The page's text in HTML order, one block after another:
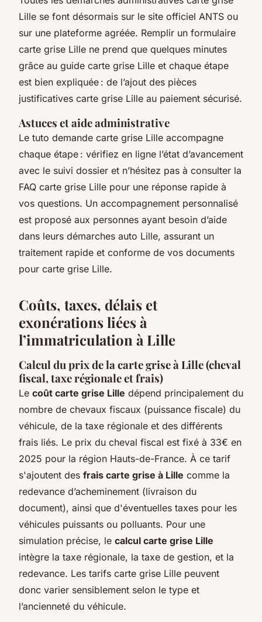
Lille se font désormais sur le site officiel ANTS ou
sur une plateforme agréée. Remplir un formulaire
carte grise Lille ne prend que quelques minutes
grâce au guide carte grise Lille et chaque étape
est bien expliquée : de l’ajout des pièces
justificatives carte grise Lille au paiement sécurisé.
Astuces et aide administrative
Le tuto demande carte grise Lille accompagne
chaque étape : vérifiez en ligne l’état d’avancement
avec le suivi dossier et n’hésitez pas à consulter la
FAQ carte grise Lille pour une réponse rapide à
vos questions. Un accompagnement personnalisé
est proposé aux personnes ayant besoin d’aide
dans leurs démarches auto Lille, assurant un
traitement rapide et conforme de vos documents
pour carte grise Lille.
Coûts, taxes, délais et
exonérations liées à
l’immatriculation à Lille
Calcul du prix de la carte grise à Lille (cheval
fiscal, taxe régionale et frais)
Le coût carte grise Lille dépend principalement du
nombre de chevaux fiscaux (puissance fiscale) du
véhicule, de la taxe régionale et des différents
frais liés. Le prix du cheval fiscal est fixé à 33€ en
2025 pour la région Hauts-de-France. À ce tarif
s'ajoutent des frais carte grise à Lille comme la
redevance d’acheminement (livraison du
document), ainsi que d'éventuelles taxes pour les
véhicules puissants ou polluants. Pour une
simulation précise, le calcul carte grise Lille
intègre la taxe régionale, la taxe de gestion, et la
redevance. Les tarifs carte grise Lille peuvent
donc varier sensiblement selon le type et
l’ancienneté du véhicule.